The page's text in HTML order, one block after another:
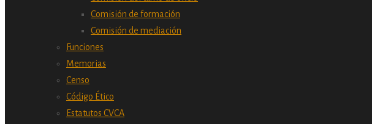
Comisión de formación
Comisión de mediación
Funciones
Memorias
Censo
Código Ético
Estatutos CVCA